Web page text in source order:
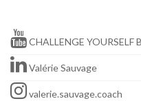
CHALLENGE YOURSELF
Valérie Sauvage
valerie.sauvage.coach